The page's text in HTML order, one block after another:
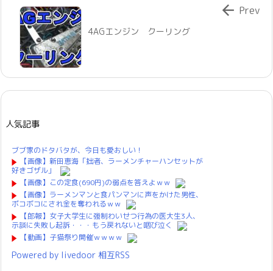
4AGエンジン クーリング
 Prev
人気記事
ブブ家のドタバタが、今日も愛おしい！
【画像】新田恵海「拙者、ラーメンチャーハンセットが
好きゴザル」
【画像】この定食(690円)の弱点を答えよｗｗ
【画像】ラーメンマンと食パンマンに声をかけた男性、
ボコボコにされ金を奪われるｗｗ
【郎報】女子大学生に強制わいせつ行為の医大生3人、
示談に失敗し起訴・・・もう戻れないと咽び泣く
【動画】子猫祭り開催ｗｗｗｗ
Powered by livedoor 相互RSS